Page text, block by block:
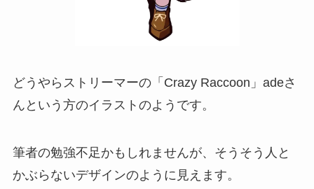
どうやらストリーマーの「Crazy Raccoon」adeさ
んという方のイラストのようです。
筆者の勉強不足かもしれませんが、そうそう人と
かぶらないデザインのように見えます。